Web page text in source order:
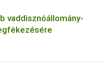
vaddisznóállomány-